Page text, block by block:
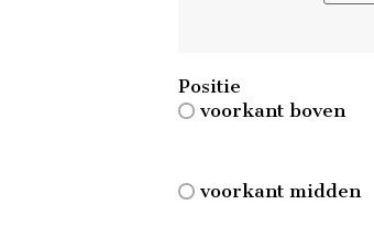
Positie
voorkant boven
voorkant midden